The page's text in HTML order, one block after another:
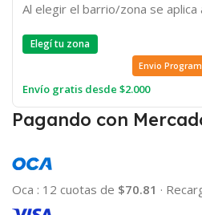
Al elegir el barrio/zona se
Elegí tu zona
Envio
Envío gratis desde $2.000
Pagando con
Oca : 12 cuotas de $70.81 ·